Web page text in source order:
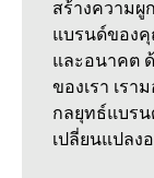
สร้างความ
แบรนด์ของ
และอนาคต
ของเรา เร
กลยุทธ์แบร
เปลี่ยนแปลง